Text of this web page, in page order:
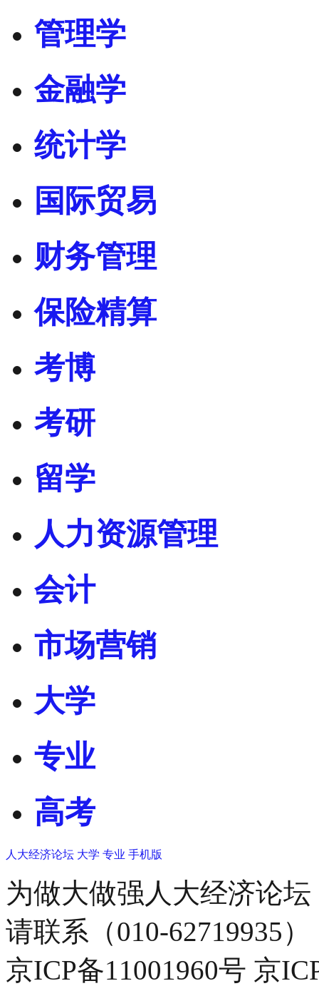
管理学
金融学
统计学
国际贸易
财务管理
保险精算
考博
考研
留学
人力资源管理
会计
市场营销
大学
专业
高考
人大经济论坛 大学 专业 手机版
为做大做强人大经济论
请联系（010-62719935）
京ICP备11001960号 京